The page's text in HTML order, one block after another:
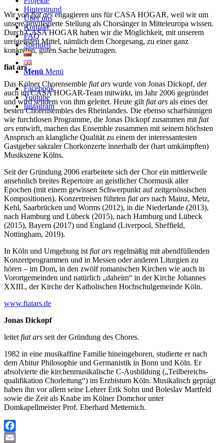
Hintergrund
Über uns
Kontakt
FAQ
Spenden
Menü Menü
Facebook
Youtube
Instagram
Wir vonfiat arsengagieren uns für CASA HOGAR, weil wir um
unsere privilegierte Stellung als Chorsänger in Mitteleuropa wissen.
Durch CASA HOGAR haben wir die Möglichkeit, mit unserem
ureigensten Mittel, nämlich dem Chorgesang, zu einer ganz
konkreten, guten Sache beizutragen.
fiat ars
Das Kölner Chorensemble fiat ars wurde von Jonas Dickopf, der
auch im CASA HOGAR-Team mitwirkt, im Jahr 2006 gegründet
und wird seitdem von ihm geleitet. Heute gilt fiat ars als eines der
besten Chorensembles des Rheinlandes. Die ebenso scharfsinnigen
wie furchtlosen Programme, die Jonas Dickopf zusammen mit fiat
ars entwirft, machen das Ensemble zusammen mit seinem höchsten
Anspruch an klangliche Qualität zu einem der interessantesten
Gastgeber sakraler Chorkonzerte innerhalb der (hart umkämpften)
Musikszene Kölns.
Seit der Gründung 2006 erarbeitete sich der Chor ein mittlerweile
ansehnlich breites Repertoire an geistlicher Chormusik aller
Epochen (mit einem gewissen Schwerpunkt auf zeitgenössischen
Kompositionen). Konzertreisen führten fiat ars nach Mainz, Metz,
Kehl, Saarbrücken und Worms (2012), in die Niederlande (2013),
nach Hamburg und Lübeck (2015), nach Hamburg und Lübeck
(2015), Bayern (2017) und England (Liverpool, Sheffield,
Nottingham, 2019).
In Köln und Umgebung ist fiat ars regelmäßig mit abendfüllenden
Konzertprogrammen und in Messen oder anderen Liturgien zu
hören – im Dom, in den zwölf romanischen Kirchen wie auch in
Vorortgemeinden und natürlich „daheim“ in der Kirche Johannes
XXIII., der Kirche der Katholischen Hochschulgemeinde Köln.
www.fiatars.de
Jonas Dickopf
leitet fiat ars seit der Gründung des Chores.
1982 in eine musikaffine Familie hineingeboren, studierte er nach
dem Abitur Philosophie und Germanistik in Bonn und Köln. Er
absolvierte die kirchenmusikalische C-Ausbildung („Teilbereichs-
qualifikation Chorleitung“) im Erzbistum Köln. Musikalisch geprägt
haben ihn vor allem seine Lehrer Erik Sohn und Boleslav Martfeld
sowie die Zeit als Knabe im Kölner Domchor unter
Domkapellmeister Prof. Eberhard Metternich.
Facebook